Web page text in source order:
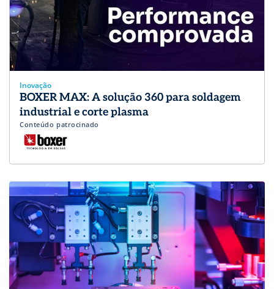
Inovação
BOXER MAX: A solução 360 para soldagem
industrial e corte plasma
Conteúdo patrocinado